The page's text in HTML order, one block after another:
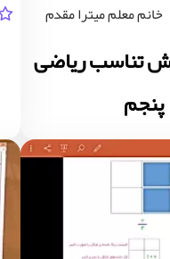
خانم معلم میترا مقدم
تناسب ریاضی
پنجم